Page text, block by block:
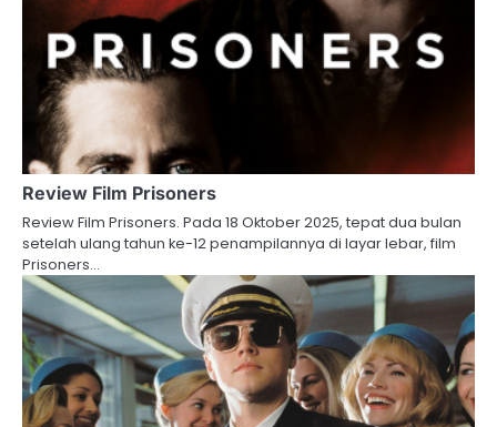
Review Film Prisoners
Review Film Prisoners. Pada 18 Oktober 2025, tepat dua bulan
setelah ulang tahun ke-12 penampilannya di layar lebar, film
Prisoners…